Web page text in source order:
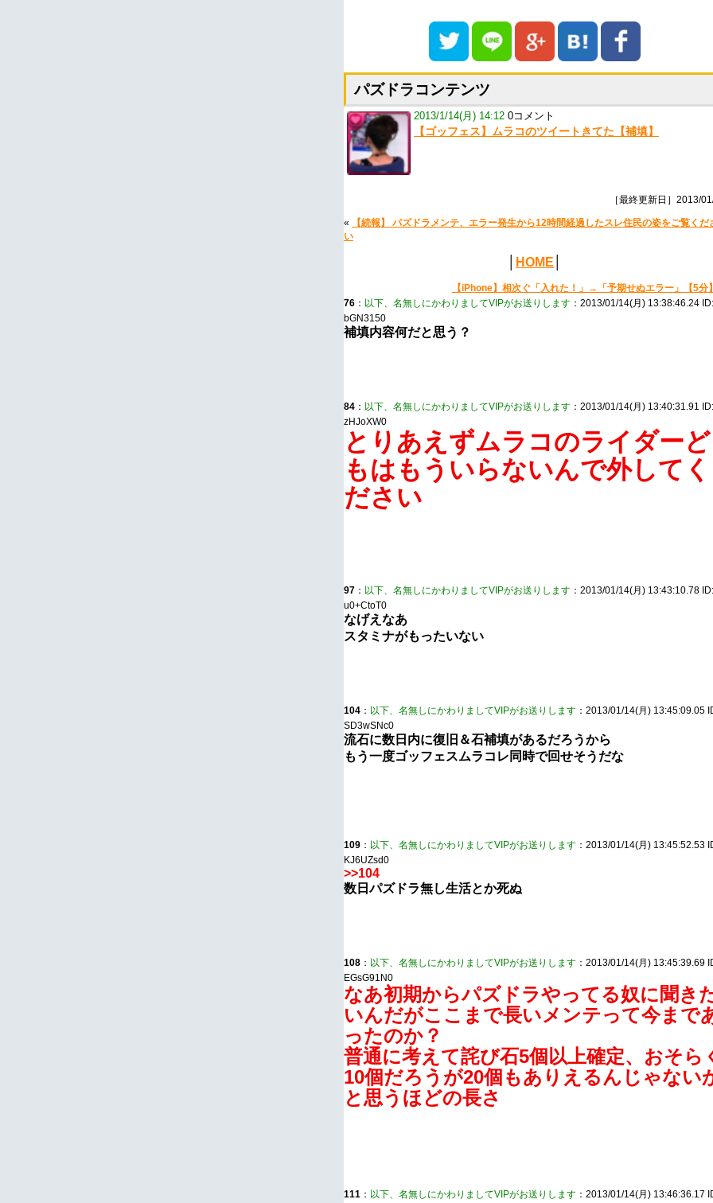
パズドラコンテンツ
2013/1/14(月) 14:12 0コメント
【ゴッフェス】ムラコのツイートきてた【補填】
［最終更新日］2013/
«
【続報】 パズドラメンテ、エラー発生から12時間経過したスレ住民の姿をご覧くだ
い
HOME
【iPhone】相次ぐ「入れた！」→「予期せぬエラー」【5分】
76 ： 以下、名無しにかわりましてVIPがお送りします ：2013/01/14(月) 13:38:46.24
bGN3150
補填内容何だと思う？
84 ： 以下、名無しにかわりましてVIPがお送りします ：2013/01/14(月) 13:40:31.91
zHJoXW0
とりあえずムラコのライダーど
もはもういらないんで外してく
ださい
97 ： 以下、名無しにかわりましてVIPがお送りします ：2013/01/14(月) 13:43:10.78
u0+CtoT0
なげえなあ
スタミナがもったいない
104 ： 以下、名無しにかわりましてVIPがお送りします ：2013/01/14(月) 13:45:09.05
SD3wSNc0
流石に数日内に復旧＆石補填があるだろうから
もう一度ゴッフェスムラコレ同時で回せそうだな
109 ： 以下、名無しにかわりましてVIPがお送りします ：2013/01/14(月) 13:45:52.53
KJ6UZsd0
>>104
数日パズドラ無し生活とか死ぬ
108 ： 以下、名無しにかわりましてVIPがお送りします ：2013/01/14(月) 13:45:39.69
EGsG91N0
なあ初期からパズドラやってる奴に聞き
いんだがここまで長いメンテって今まで
ったのか？
普通に考えて詫び石5個以上確定、おそら
10個だろうが20個もありえるんじゃない
と思うほどの長さ
111 ： 以下、名無しにかわりましてVIPがお送りします ：2013/01/14(月) 13:46:36.17